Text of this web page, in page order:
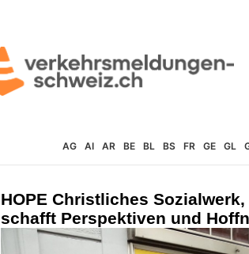
AG AI AR BE BL BS FR GE GL
HOPE Christliches Sozialwerk,
schafft Perspektiven und